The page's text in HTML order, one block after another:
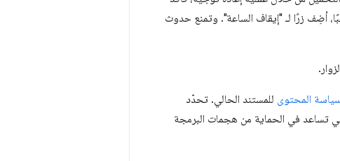
أضِف زرًا لـ "إيقاف الساعة". وتمنع حدوث
المحتوى للمستند الحالي. تحدّد
تساعد في الحماية من هجمات البرمجة